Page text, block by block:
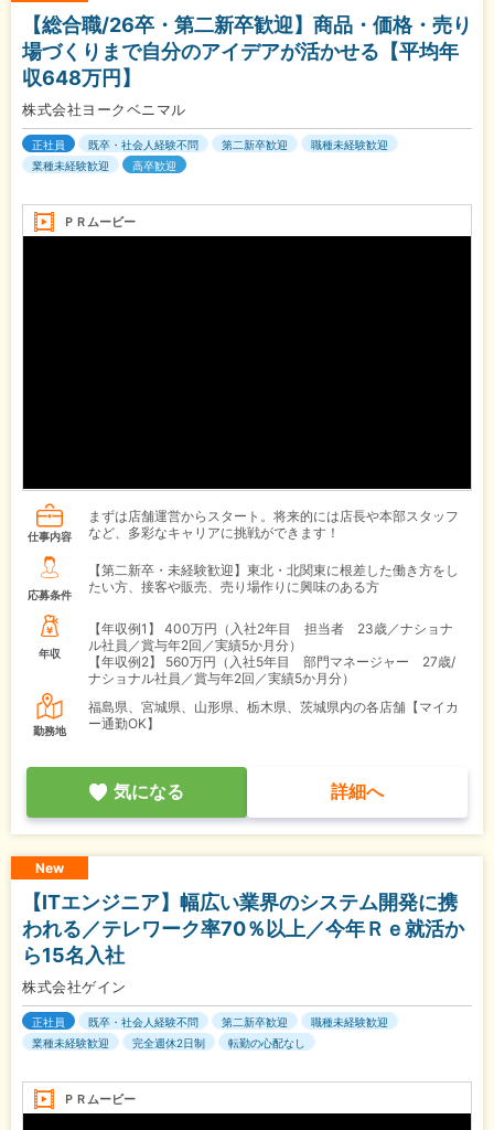
【総合職/26卒・第二新卒歓迎】商品・価格・売り
場づくりまで自分のアイデアが活かせる【平均年
収648万円】
株式会社ヨークベニマル
正社員 既卒・社会人経験不問 第二新卒歓迎
職種未経験歓迎
業種未経験歓迎
高卒歓迎
ＰＲムービー
仕事内容
まずは店舗運営からスタート。将来的には店長や本部スタッフ
など、多彩なキャリアに挑戦ができます！
応募条件
【第二新卒・未経験歓迎】東北・北関東に根差した働き方をし
たい方、接客や販売、売り場作りに興味のある方
年収
【年収例1】
400万円（入社2年目 担当者 23歳／ナショナ
ル社員／賞与年2回／実績5か月分）
【年収例2】
560万円（入社5年目 部門マネージャー 27歳/
ナショナル社員／賞与年2回／実績5か月分）
勤務地
福島県、宮城県、山形県、栃木県、茨城県内の各店舗【マイカ
ー通勤OK】
気になる 詳細へ
New
【ITエンジニア】幅広い業界のシステム開発に携
われる／テレワーク率70％以上／今年Ｒｅ就活か
ら15名入社
株式会社ゲイン
正社員 既卒・社会人経験不問 第二新卒歓迎
職種未経験歓迎
業種未経験歓迎
完全週休2日制 転勤の心配なし
ＰＲムービー